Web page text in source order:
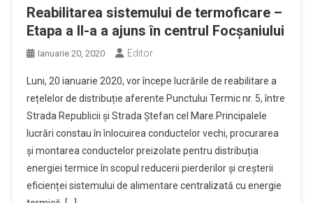
Reabilitarea sistemului de termoficare –
Etapa a II-a a ajuns în centrul Focșaniului
Ianuarie 20, 2020 Editor
Luni, 20 ianuarie 2020, vor începe lucrările de reabilitare a
rețelelor de distribuție aferente Punctului Termic nr. 5, între
Strada Republicii și Strada Ștefan cel Mare.Principalele
lucrări constau în înlocuirea conductelor vechi, procurarea
și montarea conductelor preizolate pentru distribuția
energiei termice în scopul reducerii pierderilor și creșterii
eficienței sistemului de alimentare centralizată cu energie